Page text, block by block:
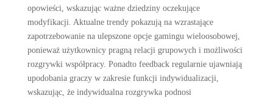
opowieści, wskazując ważne dziedziny oczekujące
modyfikacji. Aktualne trendy pokazują na wzrastające
zapotrzebowanie na ulepszone opcje gamingu wieloosobowej,
ponieważ użytkownicy pragną relacji grupowych i możliwości
rozgrywki współpracy. Ponadto feedback regularnie ujawniają
upodobania graczy w zakresie funkcji indywidualizacji,
wskazując, że indywidualna rozgrywka podnosi